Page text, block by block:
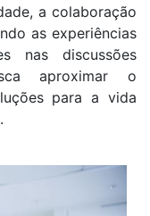
a colaboração
as experiências
nas discussões
aproximar o
para a vida
.